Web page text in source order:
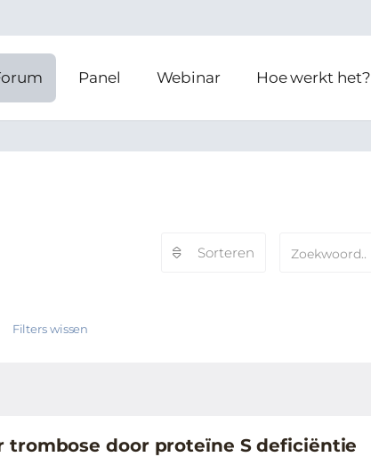
Sorteren
Filters wissen
trombose door proteïne S deficiëntie
Panel Webinar Hoe werkt het?